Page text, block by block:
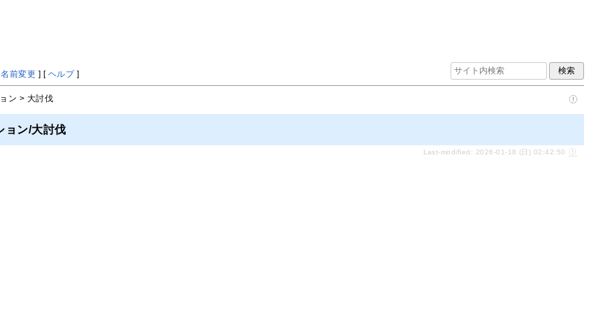
名前変更 ] [ ヘルプ]
ン > 大討伐
ョン/大討伐
Last-modified: 2026-01-18 (日) 02:42:50